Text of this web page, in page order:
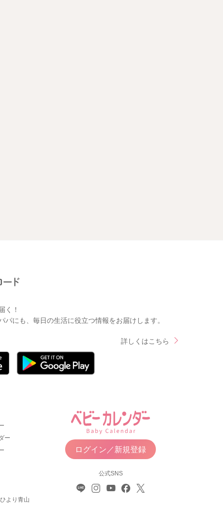
く！
にも、毎日の生活に役立つ情報をお届けします。
詳しくはこちら
ー
より青山
ログイン／新規登録
公式SNS